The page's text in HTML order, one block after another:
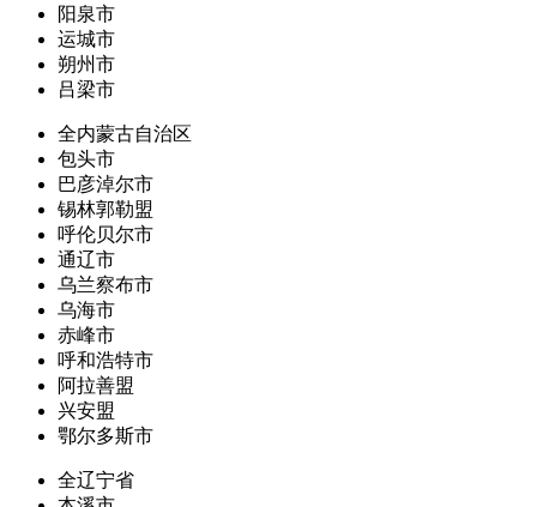
阳泉市
运城市
朔州市
吕梁市
全内蒙古自治区
包头市
巴彦淖尔市
锡林郭勒盟
呼伦贝尔市
通辽市
乌兰察布市
乌海市
赤峰市
呼和浩特市
阿拉善盟
兴安盟
鄂尔多斯市
全辽宁省